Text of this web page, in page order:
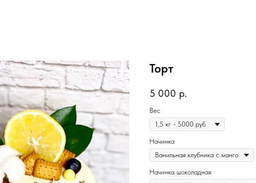
Торт
5 000 р.
Вес
Начинка
Начинка шоколадная